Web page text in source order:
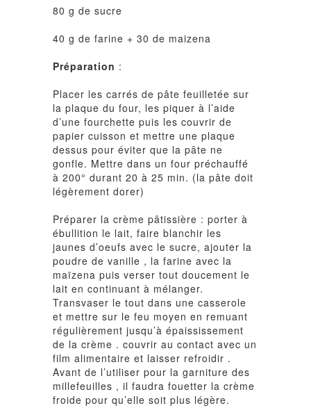
80 g de sucre
40 g de farine + 30 de maizena
Préparation :
Placer les carrés de pâte feuilletée sur
la plaque du four, les piquer à l’aide
d’une fourchette puis les couvrir de
papier cuisson et mettre une plaque
dessus pour éviter que la pâte ne
gonfle. Mettre dans un four préchauffé
à 200° durant 20 à 25 min. (la pâte doit
légèrement dorer)
Préparer la crème pâtissière : porter à
ébullition le lait, faire blanchir les
jaunes d’oeufs avec le sucre, ajouter la
poudre de vanille , la farine avec la
maïzena puis verser tout doucement le
lait en continuant à mélanger.
Transvaser le tout dans une casserole
et mettre sur le feu moyen en remuant
régulièrement jusqu’à épaississement
de la crème . couvrir au contact avec un
film alimentaire et laisser refroidir .
Avant de l’utiliser pour la garniture des
millefeuilles , il faudra fouetter la crème
froide pour qu’elle soit plus légère.